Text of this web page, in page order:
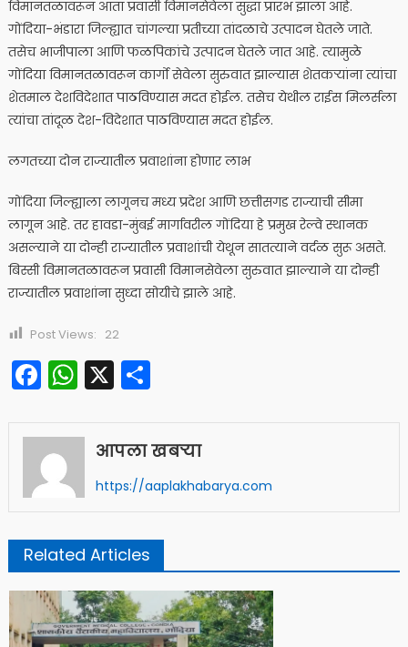
विमानतळावरून आता प्रवासी विमानसेवेला सुद्धा प्रारंभ झाला आहे.
गोंदिया-भंडारा जिल्ह्यात चांगल्या प्रतीच्या तांदळाचे उत्पादन घेतले जाते.
तसेच भाजीपाला आणि फळपिकांचे उत्पादन घेतले जात आहे. त्यामुळे
गोंदिया विमानतळावरून कार्गो सेवेला सुरुवात झाल्यास शेतकऱ्यांना त्यांचा
शेतमाल देशविदेशात पाठविण्यास मदत होईल. तसेच येथील राईस मिलर्सला
त्यांचा तांदूळ देश-विदेशात पाठविण्यास मदत होईल.
लगतच्या दोन राज्यातील प्रवाशांना होणार लाभ
गोंदिया जिल्ह्याला लागूनच मध्य प्रदेश आणि छत्तीसगड राज्याची सीमा
लागून आहे. तर हावडा-मुंबई मार्गावरील गोंदिया हे प्रमुख रेल्वे स्थानक
असल्याने या दोन्ही राज्यातील प्रवाशांची येथून सातत्याने वर्दळ सुरू असते.
बिस्सी विमानतळावरून प्रवासी विमानसेवेला सुरुवात झाल्याने या दोन्ही
राज्यातील प्रवाशांना सुध्दा सोयीचे झाले आहे.
Post Views: 22
Facebook
WhatsApp
X Share
आपला खबऱ्या
https://aaplakhabarya.com
Related Articles